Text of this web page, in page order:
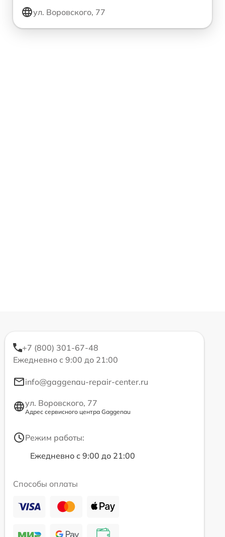
ул. Воровского, 77
+7 (800) 301-67-48
Ежедневно с 9:00 до 21:00
info@gaggenau-repair-center.ru
ул. Воровского, 77
Адрес сервисного центра Gaggenau
Режим работы:
Ежедневно с 9:00 до 21:00
Способы оплаты